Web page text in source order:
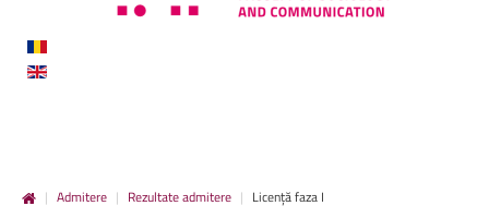
| Admitere | Rezultate admitere | Licență faza I